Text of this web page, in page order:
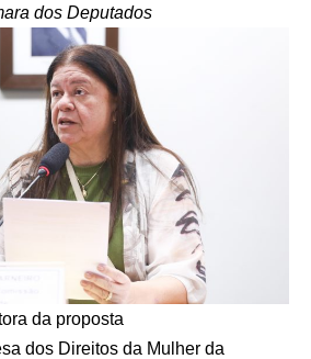
dos Deputados
da proposta
dos Direitos da Mulher da